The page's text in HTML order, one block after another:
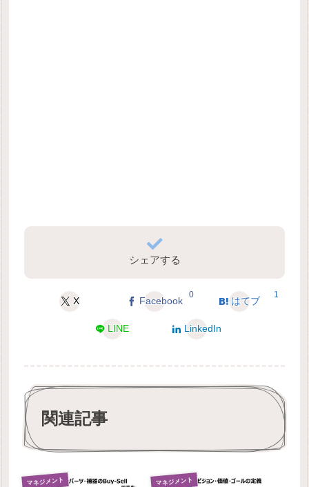
シェアする
X Facebook
0
はてブ
1
LINE LinkedIn
関連記事
マネジメント マネジメント